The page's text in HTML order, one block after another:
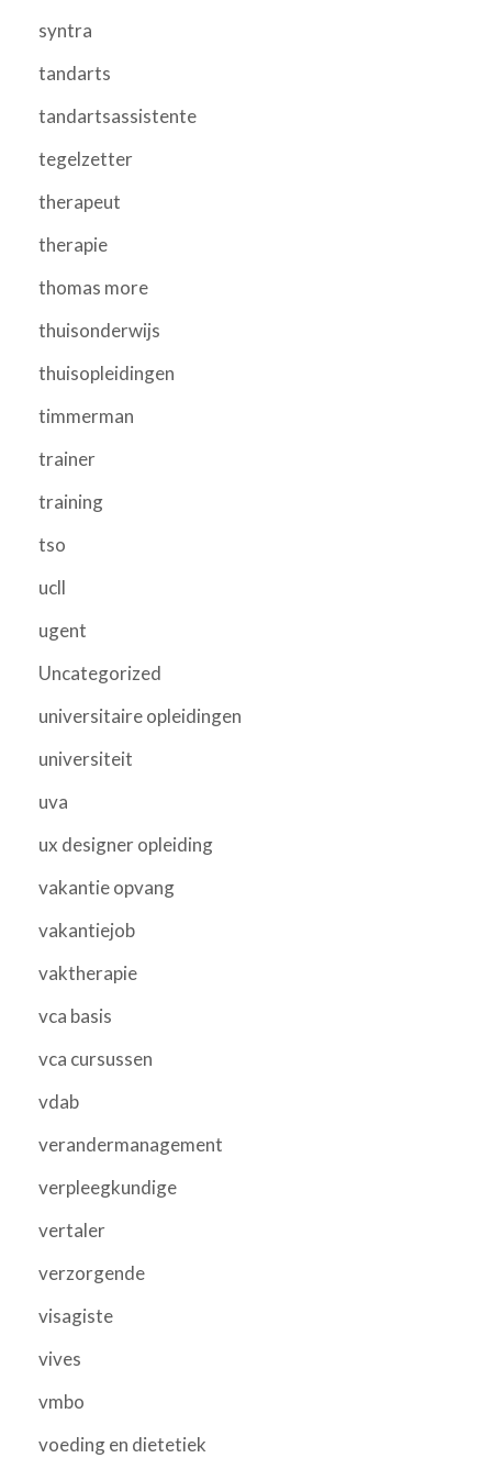
syntra
tandarts
tandartsassistente
tegelzetter
therapeut
therapie
thomas more
thuisonderwijs
thuisopleidingen
timmerman
trainer
training
tso
ucll
ugent
Uncategorized
universitaire opleidingen
universiteit
uva
ux designer opleiding
vakantie opvang
vakantiejob
vaktherapie
vca basis
vca cursussen
vdab
verandermanagement
verpleegkundige
vertaler
verzorgende
visagiste
vives
vmbo
voeding en dietetiek